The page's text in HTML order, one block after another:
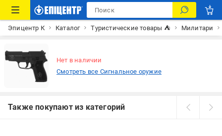
Эпицентр К Каталог Туристические товары ⛺ Милитари
Нет в наличии
Смотреть все Сигнальное оружие
Также покупают из категорий